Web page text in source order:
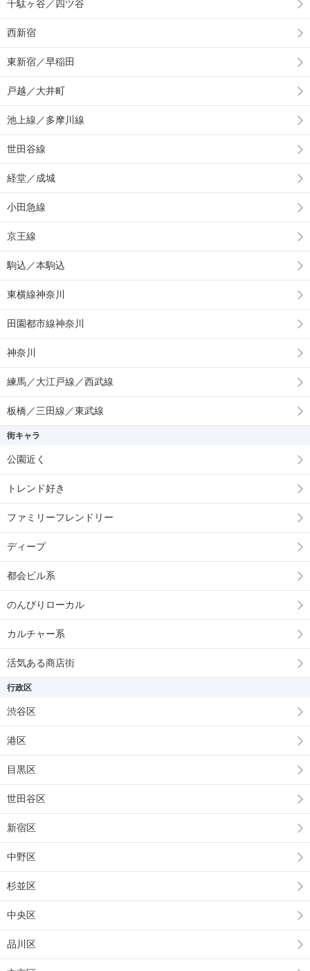
千駄ヶ谷／四ツ谷
西新宿
東新宿／早稲田
戸越／大井町
池上線／多摩川線
世田谷線
経堂／成城
小田急線
京王線
駒込／本駒込
東横線神奈川
田園都市線神奈川
神奈川
練馬／大江戸線／西武線
板橋／三田線／東武線
街キャラ
公園近く
トレンド好き
ファミリーフレンドリー
ディープ
都会ビル系
のんびりローカル
カルチャー系
活気ある商店街
行政区
渋谷区
港区
目黒区
世田谷区
新宿区
中野区
杉並区
中央区
品川区